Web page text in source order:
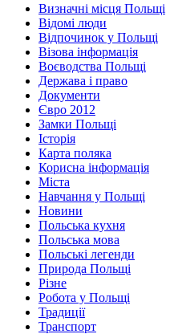
Визначні місця Польщі
Відомі люди
Відпочинок у Польщі
Візова інформація
Воєводства Польщі
Держава і право
Документи
Євро 2012
Замки Польщі
Історія
Карта поляка
Корисна інформація
Міста
Навчання у Польщі
Новини
Польська кухня
Польська мова
Польські легенди
Природа Польщі
Різне
Робота у Польщі
Традиції
Транспорт